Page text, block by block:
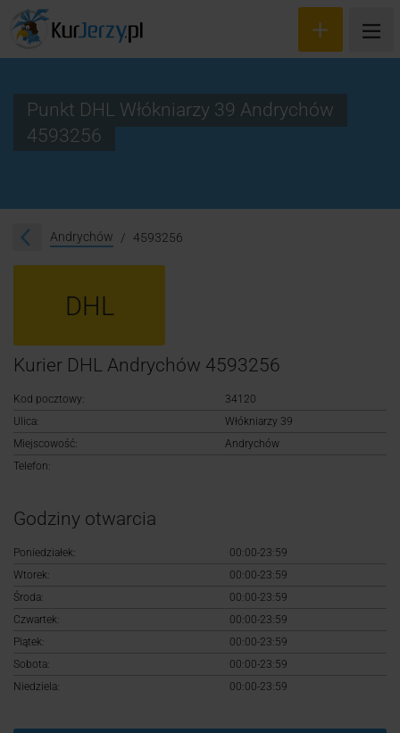
Śledzenie przesyłki
Logowanie
Punkt DHL Włókniarzy 39 Andrychów
4593256
Andrychów 4593256
DHL
Kurier DHL Andrychów 4593256
Kod pocztowy:
34120
Ulica:
Włókniarzy 39
Miejscowość:
Andrychów
Telefon:
Godziny otwarcia
Poniedziałek:
00:00-23:59
Wtorek:
00:00-23:59
Środa:
00:00-23:59
Czwartek:
00:00-23:59
Piątek:
00:00-23:59
Sobota:
00:00-23:59
Niedziela:
00:00-23:59